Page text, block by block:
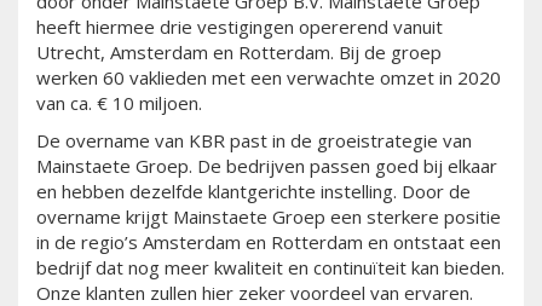
heeft hiermee drie vestigingen opererend vanuit
Utrecht, Amsterdam en Rotterdam. Bij de groep
werken 60 vaklieden met een verwachte omzet in 2020
van ca. € 10 miljoen.
De overname van KBR past in de groeistrategie van
Mainstaete Groep. De bedrijven passen goed bij elkaar
en hebben dezelfde klantgerichte instelling. Door de
overname krijgt Mainstaete Groep een sterkere positie
in de regio’s Amsterdam en Rotterdam en ontstaat een
bedrijf dat nog meer kwaliteit en continuïteit kan bieden.
Onze klanten zullen hier zeker voordeel van ervaren.